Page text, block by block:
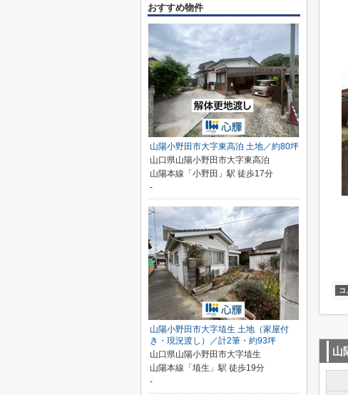
コ
山
おすすめ物件
山陽小野田市大字東高泊 土地／約80坪
山口県山陽小野田市大字東高泊
山陽本線「小野田」駅 徒歩17分
-
山陽小野田市大字埴生 土地（家屋付
き・現況渡し）／計2筆・約93坪
山口県山陽小野田市大字埴生
山陽本線「埴生」駅 徒歩19分
-